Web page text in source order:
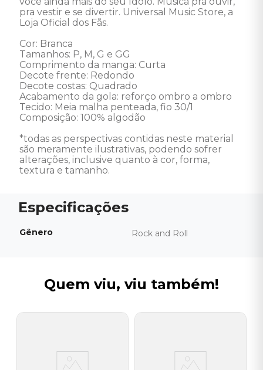
pra vestir e se divertir. Universal Music Store, a
Loja Oficial dos Fãs.
Cor: Branca
Tamanhos: P, M, G e GG
Comprimento da manga: Curta
Decote frente: Redondo
Decote costas: Quadrado
Acabamento da gola: reforço ombro a ombro
Tecido: Meia malha penteada, fio 30/1
Composição: 100% algodão
*todas as perspectivas contidas neste material
são meramente ilustrativas, podendo sofrer
alterações, inclusive quanto à cor, forma,
textura e tamanho.
Gênero Rock and Roll
Quem viu, viu também!